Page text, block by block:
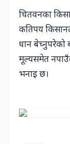
चितवनका
कतिपय
धान बेच्नुपरेको
मूल्यसमेत
भनाइ छ।